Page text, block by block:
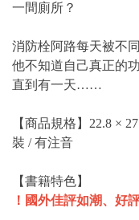
一間廁所？
消防栓阿路每天被不
他不知道自己真正的功
直到有一天……
【商品規格】22.8 ×
裝 / 有注音
【書籍特色】
！國外佳評如潮、好